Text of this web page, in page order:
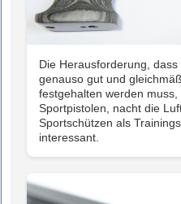
Die Herausforderung,
genauso gut und
festgehalten werden
Sportpistolen, nacht die
Sportschützen als
interessant.